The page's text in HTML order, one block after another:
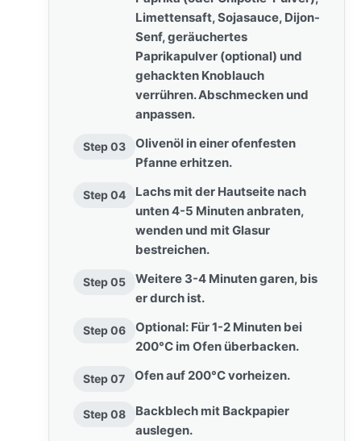
Limettensaft, Sojasauce, Dijon-
Senf, geräuchertes
Paprikapulver (optional) und
gehackten Knoblauch
verrühren. Abschmecken und
anpassen.
Step 03
Olivenöl in einer ofenfesten
Pfanne erhitzen.
Step 04
Lachs mit der Hautseite nach
unten 4-5 Minuten anbraten,
wenden und mit Glasur
bestreichen.
Step 05
Weitere 3-4 Minuten garen, bis
er durch ist.
Step 06
Optional: Für 1-2 Minuten bei
200°C im Ofen überbacken.
Step 07 Ofen auf 200°C vorheizen.
Step 08
Backblech mit Backpapier
auslegen.